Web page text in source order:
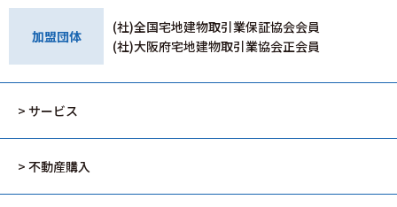
加盟団体
(社)全国宅地建物取引業保証協会会員
(社)大阪府宅地建物取引業協会正会員
> サービス
> 不動産購入